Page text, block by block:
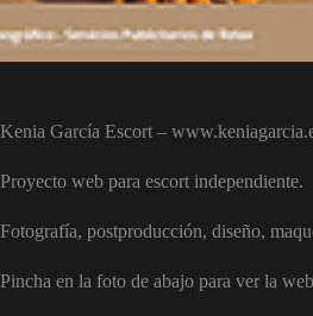
Kenia García Escort –
Proyecto web para escort independiente.
Fotografía, postproducción, diseño,
Pincha en la foto de abajo para ver la